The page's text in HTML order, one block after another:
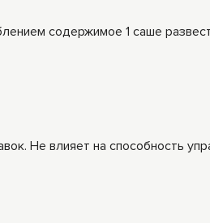
содержимое 1 саше
Не влияет на способность